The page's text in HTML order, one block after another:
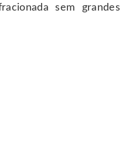
sem grandes